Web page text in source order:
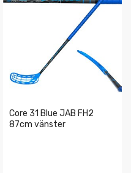
Core 31 Blue JAB FH2
87cm vänster